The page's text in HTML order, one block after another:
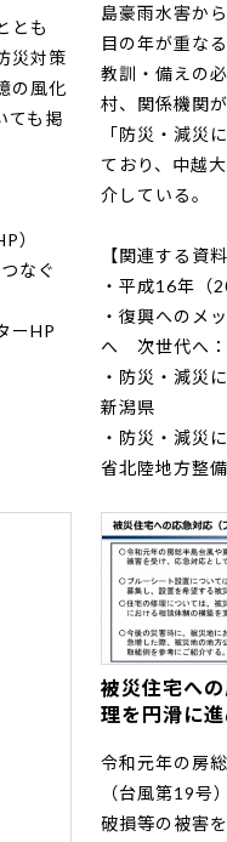
とも
災対策
の風化
ても掲
）
なぐ
ーHP
島豪雨水害か
目の年が重な
教訓・備えの
村、関係機関
「防災・減災
ており、中越
介している。
【関連する資料
・ 平成16年（
・ 復興へのメ
へ 次世代へ
・ 防災・減災
新潟県
・ 防災・減災
省北陸地方整
被災住宅へ
理を円滑に
令和元年の房
（台風第19号
破損等の被害